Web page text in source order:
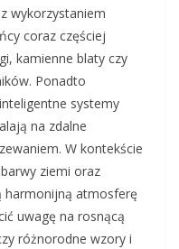
wykorzystaniem
coraz częściej
kamienne blaty czy
Ponadto
systemy
na zdalne
W kontekście
ziemi oraz
harmonijną atmosferę
uwagę na rosnącą
różnorodne wzory i